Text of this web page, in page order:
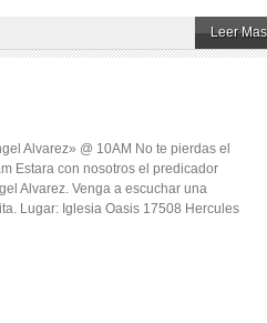
Leer Mas
Alvarez» @ 10AM No te pierdas el
Estara con nosotros el predicador
Alvarez. Venga a escuchar una
Lugar: Iglesia Oasis 17508 Hercules